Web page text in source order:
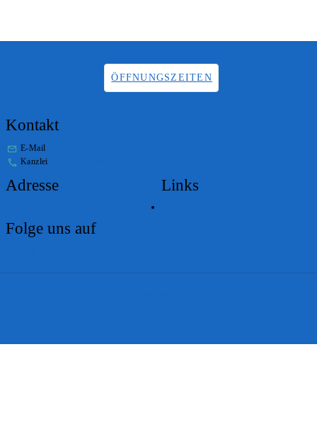
ÖFFNUNGSZEITEN
Kontakt
E-Mail
Kanzlei
Adresse Links
Folge uns auf